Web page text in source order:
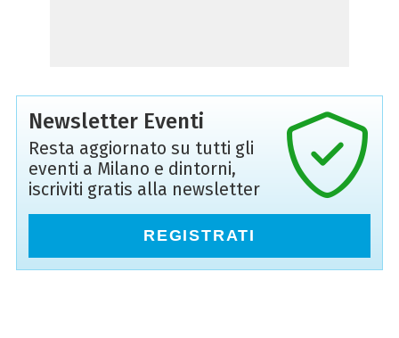
Newsletter Eventi
Resta aggiornato su tutti gli
eventi a Milano e dintorni,
iscriviti gratis alla newsletter
REGISTRATI